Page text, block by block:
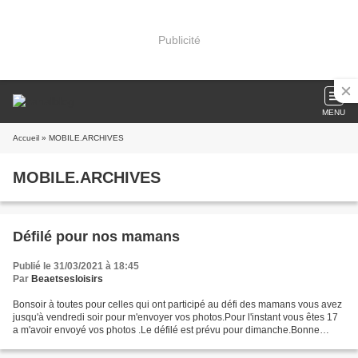
Publicité
MENU
Accueil » MOBILE.ARCHIVES
MOBILE.ARCHIVES
Défilé pour nos mamans
Publié le 31/03/2021 à 18:45
Par Beaetsesloisirs
Bonsoir à toutes pour celles qui ont participé au défi des mamans vous avez
jusqu'à vendredi soir pour m'envoyer vos photos.Pour l'instant vous êtes 17
a m'avoir envoyé vos photos .Le défilé est prévu pour dimanche.Bonne